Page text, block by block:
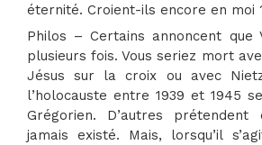
éternité. Croient-ils encore en moi
Philos – Certains annoncent que
plusieurs fois. Vous seriez mort
Jésus sur la croix ou avec
l’holocauste entre 1939 et 1945
Grégorien. D’autres prétendent
jamais existé. Mais, lorsqu’il